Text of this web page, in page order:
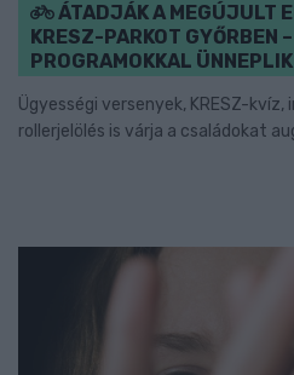
ÁTADJÁK A MEGÚJULT
KRESZ-PARKOT GYŐRBEN
PROGRAMOKKAL
Ügyességi versenyek, KRESZ-
rollerjelölés is várja a családokat